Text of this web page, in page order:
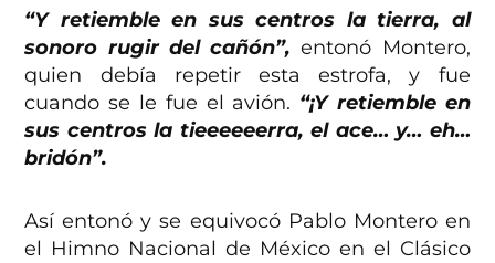
“Y retiemble en sus centros la tierra, al
sonoro rugir del cañón”, entonó Montero,
quien debía repetir esta estrofa, y fue
cuando se le fue el avión. “¡Y retiemble en
sus centros la tieeeeeerra, el ace… y… eh…
bridón”.
Así entonó y se equivocó Pablo Montero en
el Himno Nacional de México en el Clásico